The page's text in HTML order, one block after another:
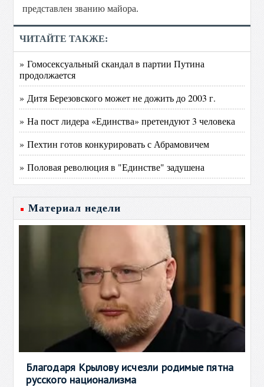
представлен званию майора.
ЧИТАЙТЕ ТАКЖЕ:
» Гомосексуальный скандал в партии Путина
продолжается
» Дитя Березовского может не дожить до 2003 г.
» На пост лидера «Единства» претендуют 3 человека
» Пехтин готов конкурировать с Абрамовичем
» Половая революция в "Единстве" задушена
Материал недели
Благодаря Крылову исчезли родимые пятна
русского национализма